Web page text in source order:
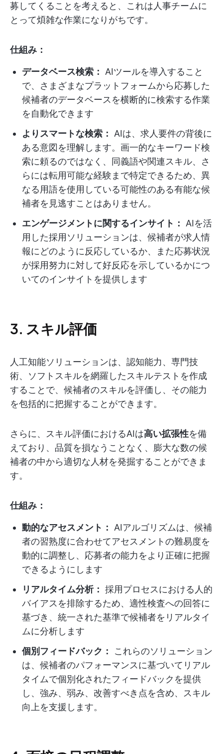
募してくることを考えると、これは人事チームに
とって煩雑な作業になりがちです。
仕組み：
データベース検索：
AIツールを導入すること
で、さまざまなプラットフォームから応募した
候補者のデータベースを横断的に検索する作業
を自動化できます
よりスマートな検索：
AIは、求人要件の背後に
ある意図を理解します。画一的なキーワード検
索に頼るのではなく、同義語や関連スキル、さ
らには転用可能な経験まで特定できるため、異
なる用語を使用している可能性のある有能な候
補者を見逃すことはありません。
エンゲージメントに関するインサイト：
AIを活
用した採用ソリューションは、候補者が求人情
報にどのように反応しているか、また応募状況
が採用努力に対して好反応を示しているかにつ
いてのインサイトを提供します
3. スキル評価
人工知能ソリューションは、認知能力、専門技
術、ソフトスキルを網羅したスキルテストを作成
することで、候補者のスキルを評価し、その能力
を包括的に把握することができます。
さらに、スキル評価におけるAIは高い拡張性を備
えており、品質を損なうことなく、膨大な数の候
補者の中から適切な人材を発掘することができま
す。
仕組み：
動的なアセスメント：
AIアルゴリズムは、候補
者の習熟度に合わせてアセスメントの難易度を
動的に調整し、応募者の能力をより正確に把握
できるようにします
リアルタイム分析： 採用プロセスにおける人的
バイアスを排除するため、適性検査への回答に
基づき、統一された基準で候補者をリアルタイ
ムに分析します
個別フィードバック：
これらのソリューション
は、候補者のパフォーマンスに基づいてリアル
タイムで個別化されたフィードバックを提供
し、強み、弱み、改善すべき点を含め、スキル
向上を支援します。